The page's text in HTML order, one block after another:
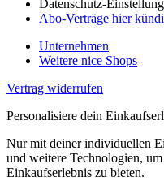
Datenschutz-
Abo-Verträge hier
Unternehmen
Weitere nice Shops
Vertrag widerrufen
Personalisiere dein
Nur mit deiner individuellen
und weitere Technologien,
Einkaufserlebnis zu bieten.